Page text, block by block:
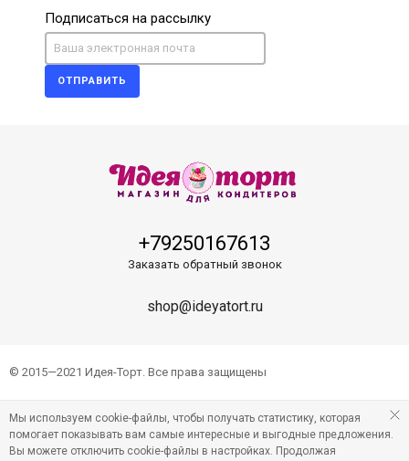
Подписаться на рассылку
ОТПРАВИТЬ
+79250167613
Заказать обратный звонок
shop@ideyatort.ru
© 2015—2021 Идея-Торт. Все права защищены
Мы используем cookie-файлы, чтобы получать статистику, которая
помогает показывать вам самые интересные и выгодные предложения.
Вы можете отключить cookie-файлы в настройках. Продолжая